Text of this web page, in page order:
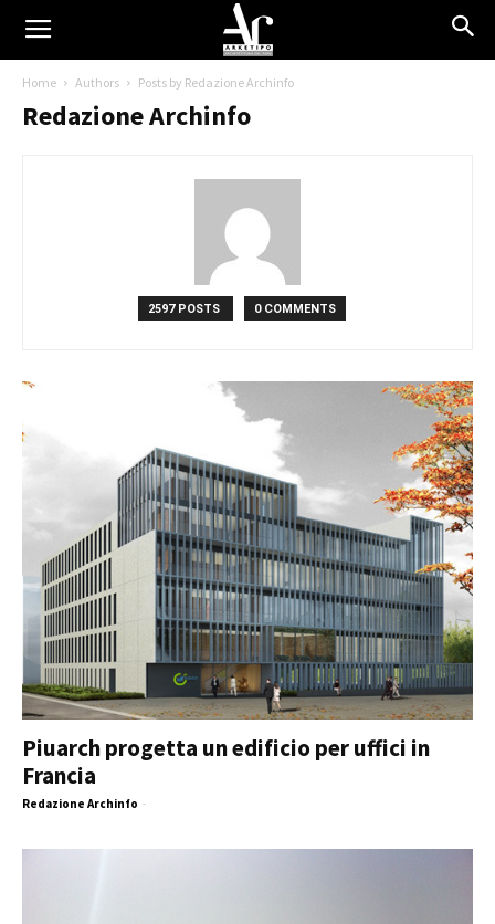
Home Authors Posts by Redazione Archinfo
Redazione Archinfo
2597 POSTS 0 COMMENTS
Piuarch progetta un edificio per uffici in
Francia
Redazione Archinfo -